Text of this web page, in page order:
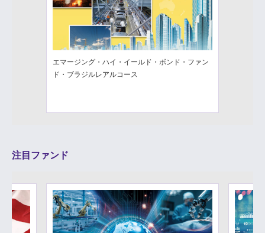
エマージング・ハイ・イールド・ボンド・ファン
ド・ブラジルレアルコース
注目ファンド